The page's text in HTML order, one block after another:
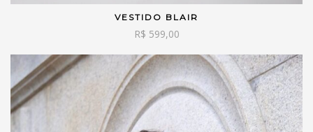
VER OPÇÕES
R$ 599,00
VESTIDO BLAIR